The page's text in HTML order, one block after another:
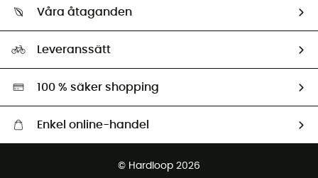
Retur & återbetalning
Ambassadörer
Våra åtaganden
Miljöanpassat urval
Leveranssätt
100 % säker shopping
Enkel online-handel
Gratis retur inom 100 dagar
© Hardloop 2026